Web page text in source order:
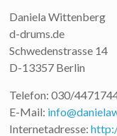
Daniela Wittenberg
d-drums.de
Schwedenstrasse 14
D-13357 Berlin
Telefon: 030/
E-Mail:
Internetadresse: